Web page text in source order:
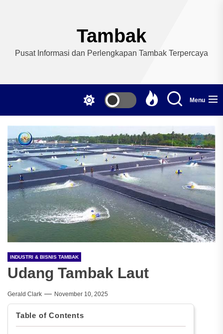
Tambak
Pusat Informasi dan Perlengkapan Tambak Terpercaya
Menu
INDUSTRI & BISNIS TAMBAK
Udang Tambak Laut
Gerald Clark November 10, 2025
Table of Contents